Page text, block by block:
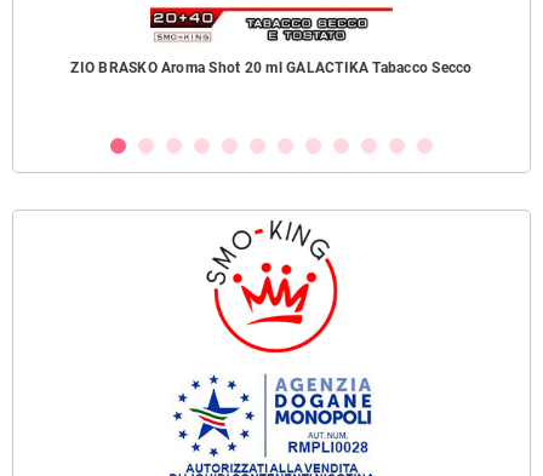
ZIO BRASKO Aroma Shot 20 ml GALACTIKA Tabacco Secco